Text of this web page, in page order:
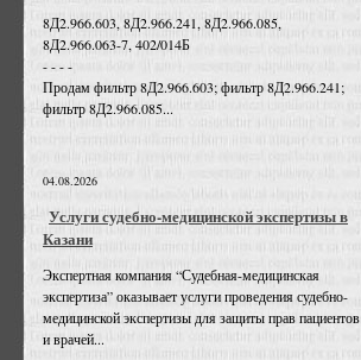
8Д2.966.603, 8Д2.966.241, 8Д2.966.085,
8Д2.966.063-7, 402/014Б
- - - -
Продам фильтр 8Д2.966.603; фильтр 8Д2.966.241;
фильтр 8Д2.966.085...
04.08.2026
Услуги судебно-медицинской экспертизы в
Казани
Экспертная компания “Судебная-медицинская
экспертиза” оказывает услуги проведения судебно-
медицинской экспертизы для защиты прав пациентов
и врачей...